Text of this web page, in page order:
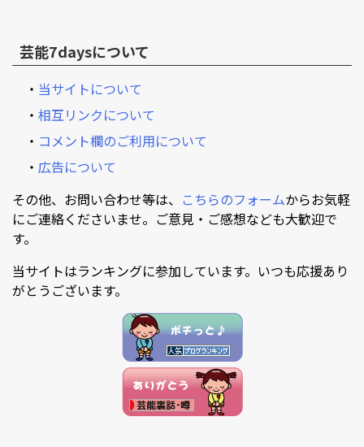
芸能7daysについて
・ 当サイトについて
・ 相互リンクについて
・ コメント欄のご利用について
・ 広告について
その他、お問い合わせ等は、 こちらのフォームからお気軽
にご連絡くださいませ。ご意見・ご感想なども大歓迎で
す。
当サイトはランキングに参加しています。いつも応援あり
がとうございます。